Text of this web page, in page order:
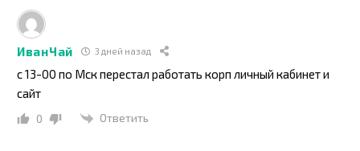
ИванЧай 3 дней назад
с 13-00 по Мск перестал работать корп личный кабинет и
сайт
0 Ответить